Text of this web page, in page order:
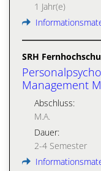
1 Jahr(e)
SRH
Management
Abschluss:
M.A.
Dauer:
2-4 Semester